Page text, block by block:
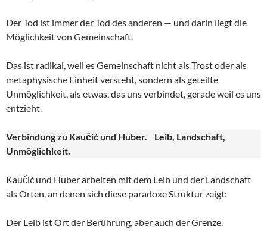
Der Tod ist immer der Tod des anderen — und darin liegt die
Möglichkeit von Gemeinschaft.
Das ist radikal, weil es Gemeinschaft nicht als Trost oder als
metaphysische Einheit versteht, sondern als geteilte
Unmöglichkeit, als etwas, das uns verbindet, gerade weil es uns
entzieht.
Verbindung zu Kaučić und Huber. Leib, Landschaft,
Unmöglichkeit.
Kaučić und Huber arbeiten mit dem Leib und der Landschaft
als Orten, an denen sich diese paradoxe Struktur zeigt:
Der Leib ist Ort der Berührung, aber auch der Grenze.